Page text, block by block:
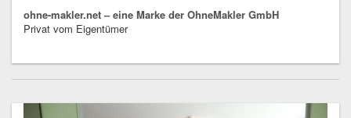
ohne-makler.net – eine Marke der OhneMakler GmbH
Privat vom Eigentümer